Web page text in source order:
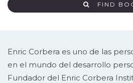
FIND
Enric Corbera es uno de las
en el mundo del desarrollo
Fundador del Enric Corbera